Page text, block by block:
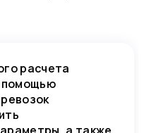
расчета
помощью